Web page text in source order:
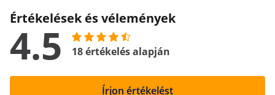
Értékelések és vélemények
4.5 18 értékelés alapján
Írjon értékelést